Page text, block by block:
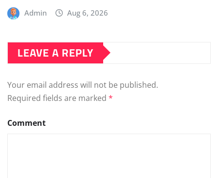
Admin Aug 6, 2026
LEAVE A REPLY
Your email address will not be published.
Required fields are marked *
Comment